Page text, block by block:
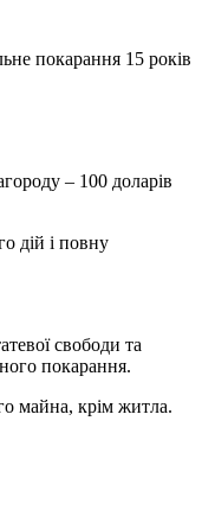
– 100 доларів
дій і повну
свободи та
покарання.
майна, крім житла.